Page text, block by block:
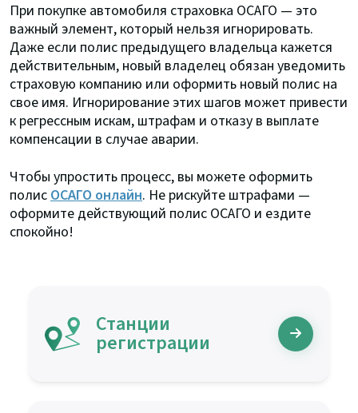
При покупке автомобиля страховка ОСАГО — это
важный элемент, который нельзя игнорировать.
Даже если полис предыдущего владельца кажется
действительным, новый владелец обязан уведомить
страховую компанию или оформить новый полис на
свое имя. Игнорирование этих шагов может привести
к регрессным искам, штрафам и отказу в выплате
компенсации в случае аварии.
Чтобы упростить процесс, вы можете оформить
полисОСАГО онлайн. Не рискуйте штрафами —
оформите действующий полис ОСАГО и ездите
спокойно!
Станции
регистрации